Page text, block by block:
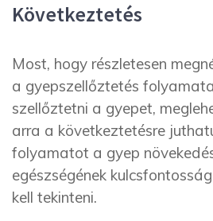
Következtetés
Most, hogy részletesen
a gyepszellőztetés
szellőztetni a gyepet,
arra a következtetésre
folyamatot a gyep
egészségének
kell tekinteni.